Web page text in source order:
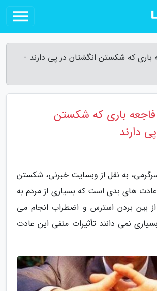
که شکستن انگشتان در پی دارند -
باری که شکستن
دارند
به نقل از وبسایت خبرنی، شکستن
های بدی است که بسیاری از مردم به
از بین بردن استرس و اضطراب انجام می
نمی دانند تأثیرات منفی این عادت